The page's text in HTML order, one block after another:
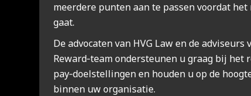
meer­de­re pun­ten aan te pas­sen voor­dat het
gaat.
De advo­ca­ten van HVG Law en de advi­seurs
Reward‑team onder­steu­nen u graag bij het
pay‑doelstellingen en hou­den u op de
bin­nen uw orga­ni­sa­tie.